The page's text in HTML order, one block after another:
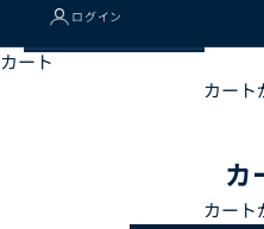
ログイン
カート
カート
カ
カート